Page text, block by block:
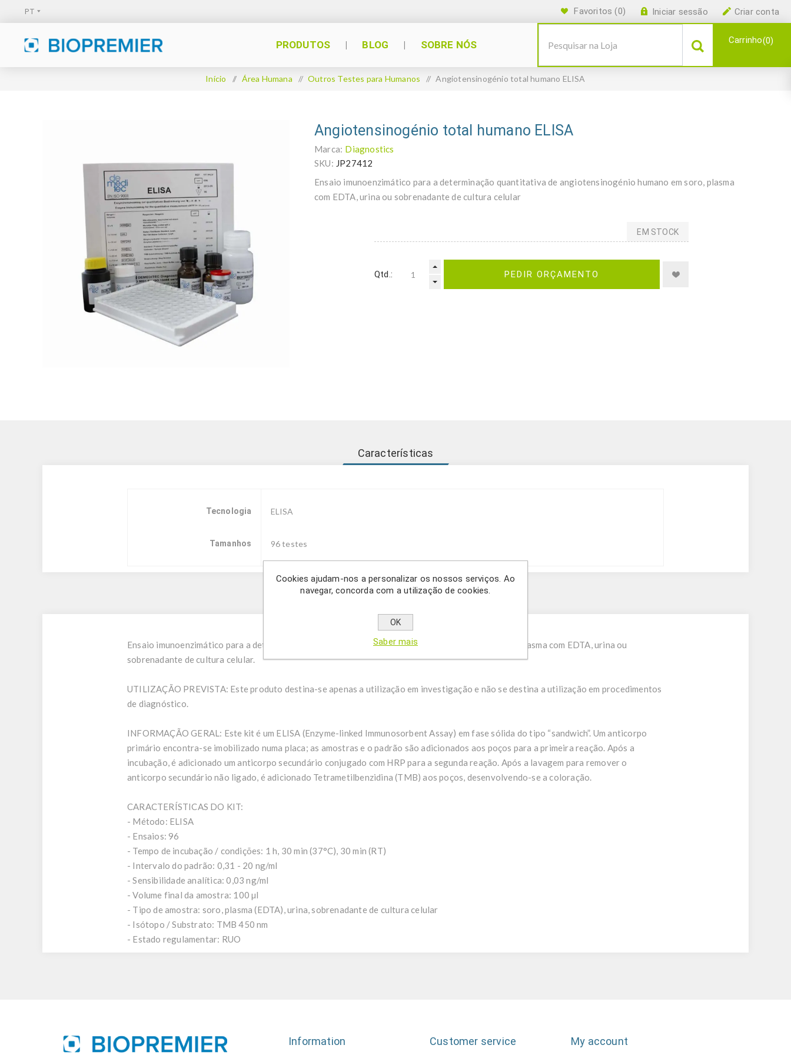
Criar conta
Iniciar sessão
Favoritos (0)
PRODUTOS BLOG SOBRE NÓS Carrinho 0
Início / Área Humana / Outros Testes para Humanos / Angiotensinogénio total humano ELISA
Angiotensinogénio total humano ELISA
Marca: Diagnostics
SKU: JP27412
Ensaio imunoenzimático para a determinação quantitativa de angiotensinogénio humano em soro, plasma
com EDTA, urina ou sobrenadante de cultura celular
EM STOCK
Qtd.: PEDIR ORÇAMENTO
Características
Tecnologia ELISA
Tamanhos 96 testes
Ensaio imunoenzimático para a determinação quantitativa de angiotensinogénio humano em soro, plasma com EDTA, urina ou
sobrenadante de cultura celular.
UTILIZAÇÃO PREVISTA: Este produto destina-se apenas a utilização em investigação e não se destina a utilização em procedimentos
de diagnóstico.
INFORMAÇÃO GERAL: Este kit é um ELISA (Enzyme-linked Immunosorbent Assay) em fase sólida do tipo “sandwich”. Um anticorpo
primário encontra-se imobilizado numa placa; as amostras e o padrão são adicionados aos poços para a primeira reação. Após a
incubação, é adicionado um anticorpo secundário conjugado com HRP para a segunda reação. Após a lavagem para remover o
anticorpo secundário não ligado, é adicionado Tetrametilbenzidina (TMB) aos poços, desenvolvendo-se a coloração.
CARACTERÍSTICAS DO KIT:
- Método: ELISA
- Ensaios: 96
- Tempo de incubação / condições: 1 h, 30 min (37°C), 30 min (RT)
- Intervalo do padrão: 0,31 - 20 ng/ml
- Sensibilidade analítica: 0,03 ng/ml
- Volume final da amostra: 100 µl
- Tipo de amostra: soro, plasma (EDTA), urina, sobrenadante de cultura celular
- Isótopo / Substrato: TMB 450 nm
- Estado regulamentar: RUO
Information Customer service My account
Cookies ajudam-nos a personalizar os nossos serviços. Ao
navegar, concorda com a utilização de cookies.
OK
Saber mais